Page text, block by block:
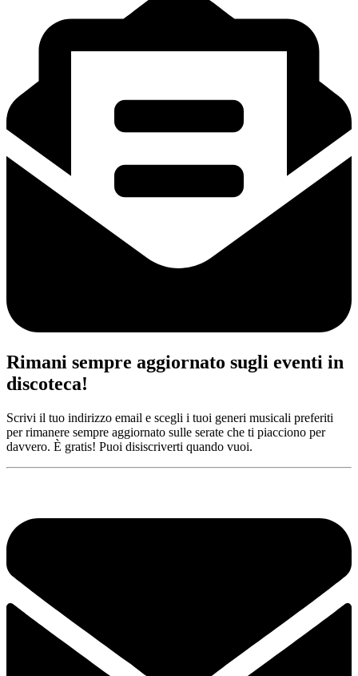
Rimani sempre aggiornato sugli eventi in
discoteca!
Scrivi il tuo indirizzo email e scegli i tuoi generi musicali preferiti
per rimanere sempre aggiornato sulle serate che ti piacciono per
davvero. È gratis! Puoi disiscriverti quando vuoi.